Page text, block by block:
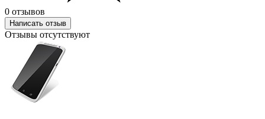
0 отзывов
Написать отзыв
Отзывы отсутствуют